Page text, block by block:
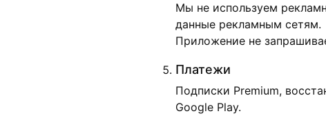
Мы не используем
данные рекламным сетям.
Приложение не
Платежи
Подписки Premium,
Google Play.